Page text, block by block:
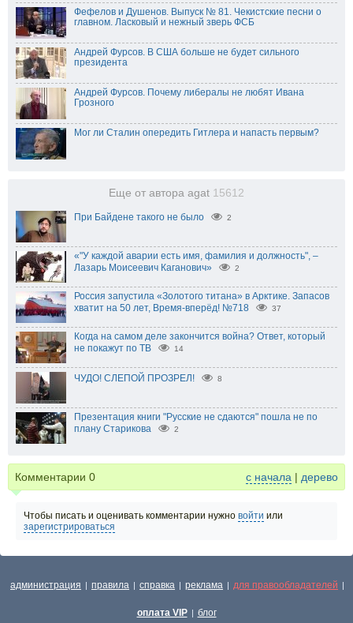
Фефелов и Душенов. Выпуск № 81. Чекистские песни о
главном. Ласковый и нежный звeрь ФСБ
Андрей Фурсов. В США больше не будет сильного
президента
Андрей Фурсов. Почему либералы не любят Ивана
Грозного
Мог ли Сталин опередить Гитлера и напасть первым?
Еще от автора agat 15612
При Байдене такого не было 2
«"У каждой аварии есть имя, фамилия и должность", –
Лазарь Моисеевич Каганович»
2
Россия запустила «Золотого титана» в Арктике. Запасов
хватит на 50 лет, Время-вперёд! №718
37
Когда на самом деле закончится война? Ответ, который
не покажут по ТВ
14
ЧУДО! СЛЕПОЙ ПРОЗРЕЛ! 8
Презентация книги "Русские не сдаются" пошла не по
плану Старикова
2
Комментарии 0 с начала | дерево
Чтобы писать и оценивать комментарии нужно войти или
зарегистрироваться
администрация | правила | справка | реклама | для правообладателей |
оплата VIP | блог